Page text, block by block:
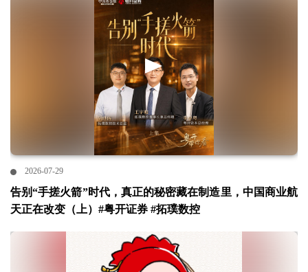
2026-07-29
告别“手搓火箭”时代，真正的秘密藏在制造里，中国商业航
天正在改变（上）#粤开证券 #拓璞数控